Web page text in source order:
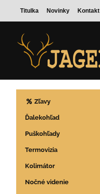
Titulka Novinky Kontakt
Zľavy
Ďalekohľad
Puškohľady
Termovizia
Kolimátor
Nočné videnie